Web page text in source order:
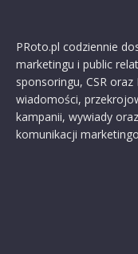
PRoto.pl codziennie
marketingu i public
sponsoringu, CSR
wiadomości,
kampanii, wywiady
komunikacji